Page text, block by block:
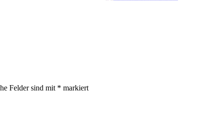
Felder sind mit * markiert